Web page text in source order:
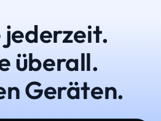
jederzeit.
überall.
Geräten.